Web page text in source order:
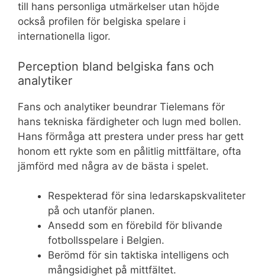
till hans personliga utmärkelser utan höjde
också profilen för belgiska spelare i
internationella ligor.
Perception bland belgiska fans och
analytiker
Fans och analytiker beundrar Tielemans för
hans tekniska färdigheter och lugn med bollen.
Hans förmåga att prestera under press har gett
honom ett rykte som en pålitlig mittfältare, ofta
jämförd med några av de bästa i spelet.
Respekterad för sina ledarskapskvaliteter
på och utanför planen.
Ansedd som en förebild för blivande
fotbollsspelare i Belgien.
Berömd för sin taktiska intelligens och
mångsidighet på mittfältet.